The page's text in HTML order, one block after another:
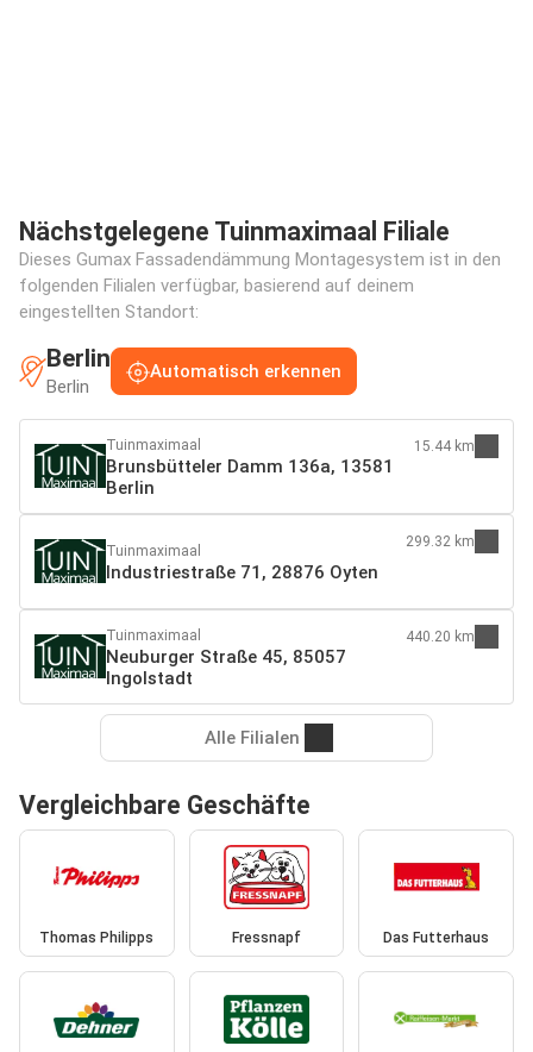
Nächstgelegene Tuinmaximaal Filiale
Dieses Gumax Fassadendämmung Montagesystem ist in den
folgenden Filialen verfügbar, basierend auf deinem
eingestellten Standort:
Berlin
Berlin
Automatisch erkennen
Tuinmaximaal
Brunsbütteler Damm 136a, 13581
Berlin
15.44 km
Tuinmaximaal
Industriestraße 71, 28876 Oyten
299.32 km
Tuinmaximaal
Neuburger Straße 45, 85057
Ingolstadt
440.20 km
Alle Filialen
Vergleichbare Geschäfte
Thomas Philipps Fressnapf Das Futterhaus